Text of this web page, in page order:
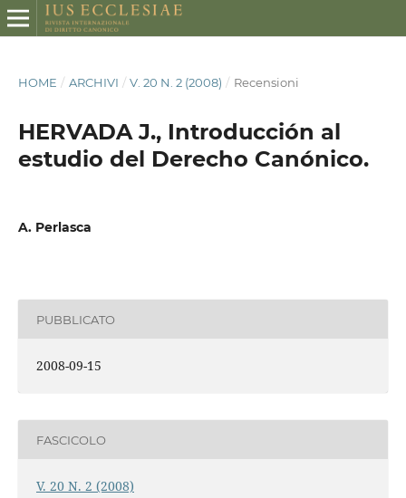
HOME / ARCHIVI / V. 20 N. 2 (2008) / Recensioni
HERVADA J., Introducción al
estudio del Derecho Canónico.
A. Perlasca
PUBBLICATO
2008-09-15
FASCICOLO
V. 20 N. 2 (2008)